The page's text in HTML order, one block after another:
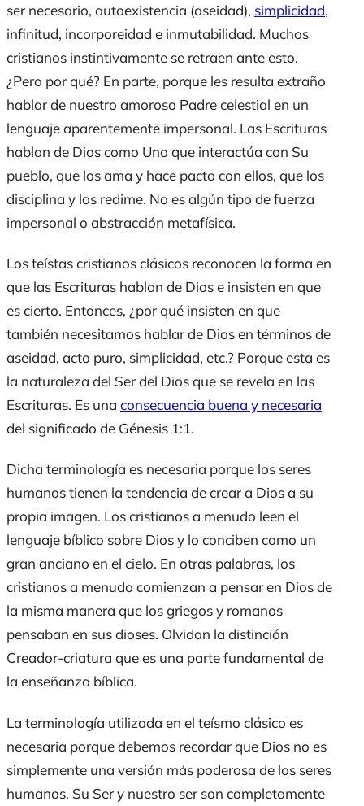
ser necesario, autoexistencia (aseidad), simplicidad,
infinitud, incorporeidad e inmutabilidad. Muchos
cristianos instintivamente se retraen ante esto.
¿Pero por qué? En parte, porque les resulta extraño
hablar de nuestro amoroso Padre celestial en un
lenguaje aparentemente impersonal. Las Escrituras
hablan de Dios como Uno que interactúa con Su
pueblo, que los ama y hace pacto con ellos, que los
disciplina y los redime. No es algún tipo de fuerza
impersonal o abstracción metafísica.
Los teístas cristianos clásicos reconocen la forma en
que las Escrituras hablan de Dios e insisten en que
es cierto. Entonces, ¿por qué insisten en que
también necesitamos hablar de Dios en términos de
aseidad, acto puro, simplicidad, etc.? Porque esta es
la naturaleza del Ser del Dios que se revela en las
Escrituras. Es una consecuencia buena y necesaria
del significado de Génesis 1:1.
Dicha terminología es necesaria porque los seres
humanos tienen la tendencia de crear a Dios a su
propia imagen. Los cristianos a menudo leen el
lenguaje bíblico sobre Dios y lo conciben como un
gran anciano en el cielo. En otras palabras, los
cristianos a menudo comienzan a pensar en Dios de
la misma manera que los griegos y romanos
pensaban en sus dioses. Olvidan la distinción
Creador-criatura que es una parte fundamental de
la enseñanza bíblica.
La terminología utilizada en el teísmo clásico es
necesaria porque debemos recordar que Dios no es
simplemente una versión más poderosa de los seres
humanos. Su Ser y nuestro ser son completamente